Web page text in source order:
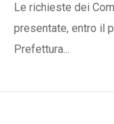
Le richieste dei
presentate, entro il
Prefettura...